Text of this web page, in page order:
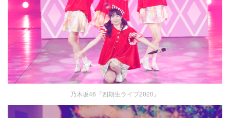
乃木坂46『四期生ライブ2020』